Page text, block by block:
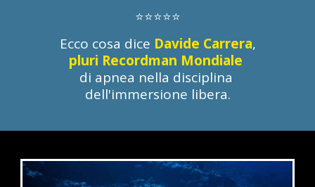
⭐⭐⭐⭐⭐
Ecco cosa dice Davide Carrera,
pluri Recordman Mondiale
di apnea nella disciplina
dell'immersione libera.